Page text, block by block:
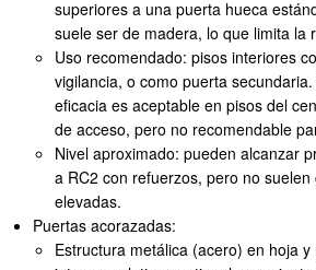
superiores a una puerta hueca
suele ser de madera, lo que limita la
Uso recomendado: pisos interiores
vigilancia, o como puerta
eficacia es aceptable en pisos del
de acceso, pero no recomendable
Nivel aproximado: pueden alcanzar
a RC2 con refuerzos, pero no
elevadas.
Puertas acorazadas:
Estructura metálica (acero) en hoja